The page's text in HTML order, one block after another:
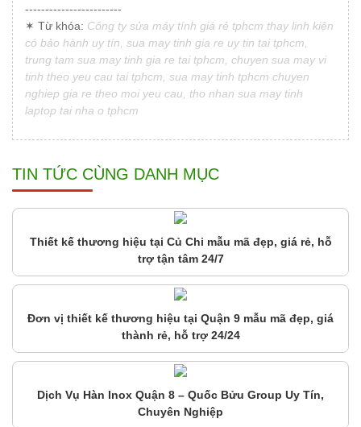
------------------------
✶ Từ khóa: Công ty sửa máy tính giá rẻ tphcm thay linh kiện
có bảo hành uy tín, sua may tinh gia re uy tin tai tphcm,
trung tam sua may tinh gia re tai tphcm, chuyen sua may vi
tinh theo yeu cau tai tphcm, sua may tinh tphcm chuyen
nghiep gia re theo moi yeu cau, tho nhan sua may tinh
laptop tai nha o tphcm
TIN TỨC CÙNG DANH MỤC
Thiết kế thương hiệu tại Củ Chi mẫu mã đẹp, giá rẻ, hỗ
trợ tận tâm 24/7
Đơn vị thiết kế thương hiệu tại Quận 9 mẫu mã đẹp, giá
thành rẻ, hỗ trợ 24/24
Dịch Vụ Hàn Inox Quận 8 – Quốc Bửu Group Uy Tín,
Chuyên Nghiệp